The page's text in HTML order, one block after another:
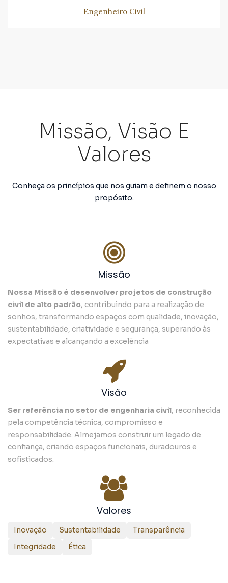
Engenheiro Civil
Missão, Visão E
Valores
Conheça os princípios que nos guiam e definem o nosso
propósito.
Missão
Nossa Missão é desenvolver projetos de construção
civil de alto padrão, contribuindo para a realização de
sonhos, transformando espaços com qualidade, inovação,
sustentabilidade, criatividade e segurança, superando às
expectativas e alcançando a excelência
Visão
Ser referência no setor de engenharia civil, reconhecida
pela competência técnica, compromisso e
responsabilidade. Almejamos construir um legado de
confiança, criando espaços funcionais, duradouros e
sofisticados.
Valores
Inovação Sustentabilidade
Transparência
Integridade
Ética